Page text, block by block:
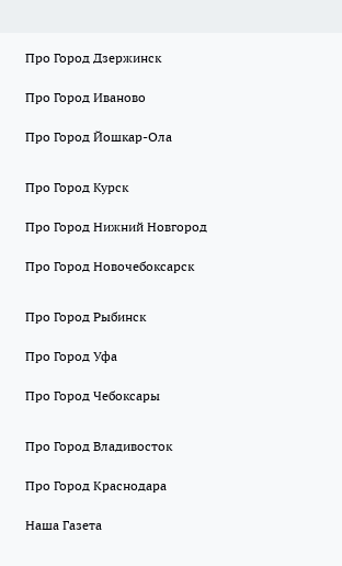
Про Город Дзержинск
Про Город Иваново
Про Город Йошкар-Ола
Про Город Курск
Про Город Нижний Новгород
Про Город Новочебоксарск
Про Город Рыбинск
Про Город Уфа
Про Город Чебоксары
Про Город Владивосток
Про Город Краснодара
Наша Газета